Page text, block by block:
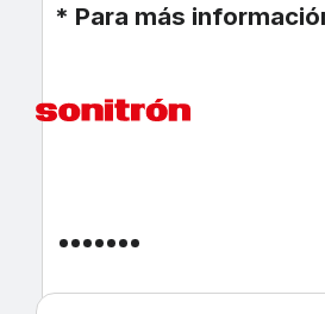
* Para más